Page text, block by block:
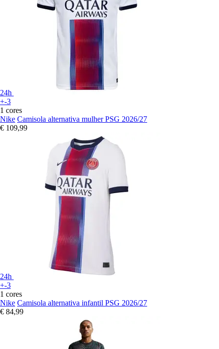
24h
+-3
1 cores
Nike Camisola alternativa mulher PSG 2026/27
€ 109,99
24h
+-3
1 cores
Nike Camisola alternativa infantil PSG 2026/27
€ 84,99